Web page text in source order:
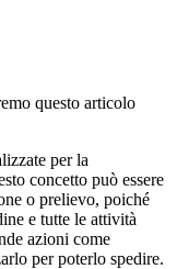
questo articolo
per la
concetto può essere
o prelievo, poiché
e tutte le attività
azioni come
per poterlo spedire.